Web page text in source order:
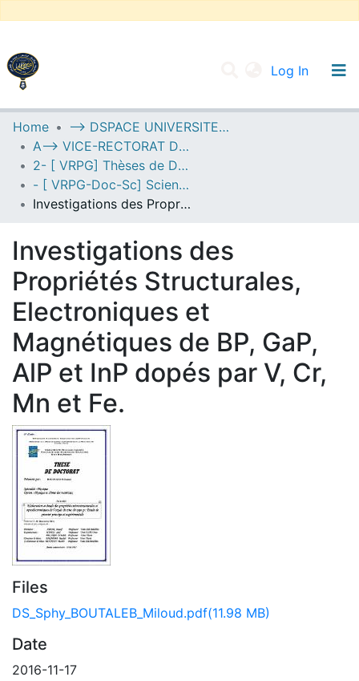
Log In
UNIVERSITY OF D.L SIDI BEL ABBES
Communities & Collections
All of DSpace
Statistics
Home
--> DSPACE UNIVERSITE DJILALLI LIABES DE SIDI BEL ABBES
A--> VICE-RECTORAT DE LA POST-GRADUATION
2- [ VRPG] Thèses de Doctorat en Sciences
- [ VRPG-Doc-Sc] Sciences physiques --- علوم فيزيائية
Investigations des Propriétés Structurales, Electroniques et Magnétiques de BP, GaP, AlP et InP dopés par V, Cr, Mn et Fe.
Investigations des
Propriétés Structurales,
Electroniques et
Magnétiques de BP, GaP,
AlP et InP dopés par V, Cr,
Mn et Fe.
Files
DS_Sphy_BOUTALEB_Miloud.pdf(11.98 MB)
Date
2016-11-17